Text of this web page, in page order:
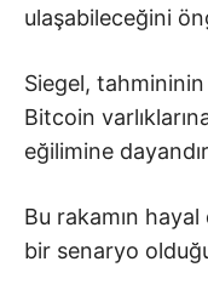
ulaşabileceğini
Siegel, tahmininin
Bitcoin
eğilimine
Bu rakamın hayal
bir senaryo